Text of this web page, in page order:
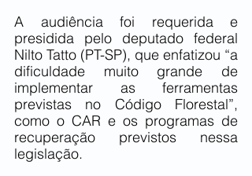
A audiência foi requerida e
presidida pelo deputado federal
Nilto Tatto (PT-SP), que enfatizou “a
dificuldade muito grande de
implementar as ferramentas
previstas no Código Florestal”,
como o CAR e os programas de
recuperação previstos nessa
legislação.